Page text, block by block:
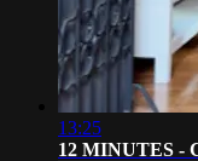
13:25
12 MINUTES -